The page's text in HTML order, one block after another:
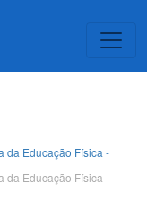
da Educação Física -
da Educação Física -